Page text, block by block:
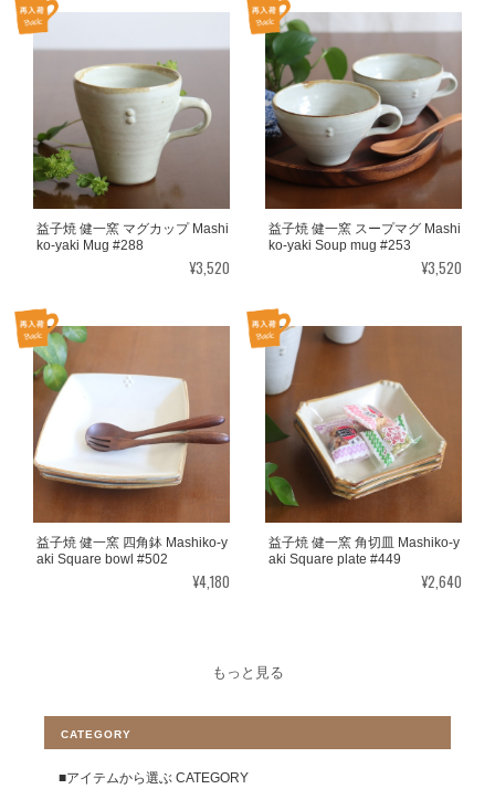
益子焼 健一窯 マグカップ Mashi
ko-yaki Mug #288
¥3,520
益子焼 健一窯 スープマグ Mashi
ko-yaki Soup mug #253
¥3,520
益子焼 健一窯 四角鉢 Mashiko-y
aki Square bowl #502
¥4,180
益子焼 健一窯 角切皿 Mashiko-y
aki Square plate #449
¥2,640
もっと見る
CATEGORY
■アイテムから選ぶ CATEGORY